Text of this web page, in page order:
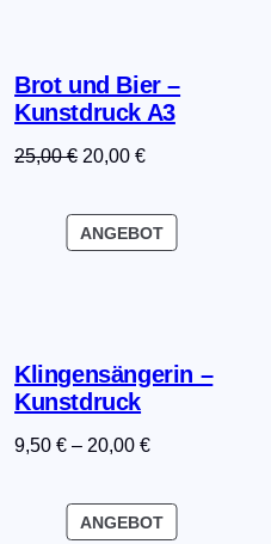
Brot und Bier –
Kunstdruck A3
25,00€ Ursprünglicher
war:
25,00 €
20,00€Aktueller
ist:
20,00 €.
ANGEBOTPRODUKT
Klingensängerin –
Kunstdruck
9,50€ – 20,00€
ANGEBOTPRODUKT